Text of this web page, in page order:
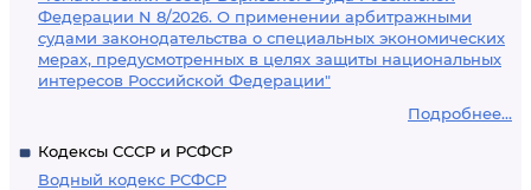
Федерации N 8/2026. О применении арбитражными
судами законодательства о специальных экономических
мерах, предусмотренных в целях защиты национальных
интересов Российской Федерации"
Подробнее...
Кодексы СССР и РСФСР
Водный кодекс РСФСР